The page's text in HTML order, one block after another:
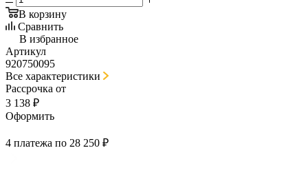
В корзину
Сравнить
В избранное
Артикул
920750095
Все характеристики
Рассрочка от
3 138 ₽
Оформить
4 платежа по 28 250 ₽